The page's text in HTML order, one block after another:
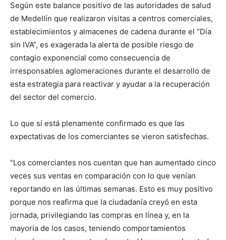
Según este balance positivo de las autoridades de salud
de Medellín que realizaron visitas a centros comerciales,
establecimientos y almacenes de cadena durante el “Día
sin IVA”, es exagerada la alerta de posible riesgo de
contagio exponencial como consecuencia de
irresponsables aglomeraciones durante el desarrollo de
esta estrategia para reactivar y ayudar a la recuperación
del sector del comercio.
Lo que sí está plenamente confirmado es que las
expectativas de los comerciantes se vieron satisfechas.
“Los comerciantes nos cuentan que han aumentado cinco
veces sus ventas en comparación con lo que venían
reportando en las últimas semanas. Esto es muy positivo
porque nos reafirma que la ciudadanía creyó en esta
jornada, privilegiando las compras en línea y, en la
mayoría de los casos, teniendo comportamientos